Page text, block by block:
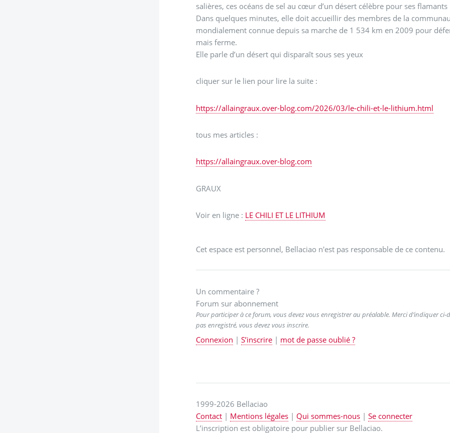
salières, ces océans de sel au cœur d’un désert célèbre pour ses
Dans quelques minutes, elle doit accueillir des membres de la
mondialement connue depuis sa marche de 1 534 km en 2009 pour
mais ferme.
Elle parle d’un désert qui disparaît sous ses yeux
cliquer sur le lien pour lire la suite :
https://allaingraux.over-blog.com/2026/03/le-chili-et-le-lithium.html
tous mes articles :
https://allaingraux.over-blog.com
GRAUX
Voir en ligne : LE CHILI ET LE LITHIUM
Cet espace est personnel, Bellaciao n'est pas responsable de ce contenu.
Un commentaire ?
Forum sur abonnement
Pour participer à ce forum, vous devez vous enregistrer au préalable. Merci d’indiquer
pas enregistré, vous devez vous inscrire.
Connexion |S’inscrire | mot de passe oublié ?
1999-2026 Bellaciao
Contact | Mentions légales | Qui sommes-nous |Se connecter
L’inscription est obligatoire pour publier sur Bellaciao.